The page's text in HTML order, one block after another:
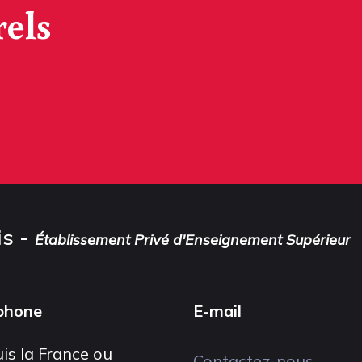
- Établissement Privé d'Enseignement Supérieur
la France ou
E-mail